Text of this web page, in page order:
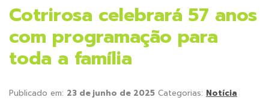
Cotrirosa celebrará 57 anos
com programação para
toda a família
Publicado em: 23 de junho de 2025 Categorias: Notícia